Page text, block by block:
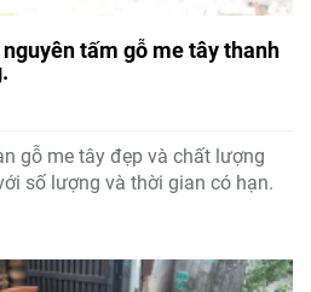
tấm gỗ me tây thanh
gỗ me tây đẹp và chất lượng
số lượng và thời gian có hạn.